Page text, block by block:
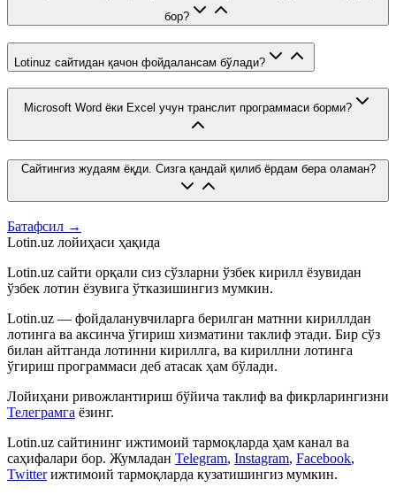
бор?
Lotinuz сайтидан қачон фойдалансам бўлади?
Microsoft Word ёки Excel учун транслит программаси борми?
Сайтингиз жудаям ёқди. Сизга қандай қилиб ёрдам бера оламан?
Батафсил →
Lotin.uz лойиҳаси ҳақида
Lotin.uz сайти орқали сиз сўзларни ўзбек кирилл ёзувидан
ўзбек лотин ёзувига ўтказишингиз мумкин.
Lotin.uz — фойдаланувчиларга берилган матнни кириллдан
лотинга ва аксинча ўгириш хизматини таклиф этади. Бир сўз
билан айтганда лотинни кириллга, ва кириллни лотинга
ўгириш программаси деб атасак ҳам бўлади.
Лойиҳани ривожлантириш бўйича таклиф ва фикрларингизни
Телеграмга ёзинг.
Lotin.uz сайтининг ижтимоий тармоқларда ҳам канал ва
саҳифалари бор. Жумладан Telegram, Instagram, Facebook,
Twitter ижтимоий тармоқларда кузатишингиз мумкин.